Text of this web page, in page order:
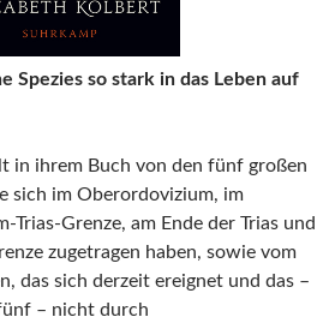
Spezies so stark in das Leben auf
in ihrem Buch von den fünf großen
sich im Oberordovizium, im
Trias-Grenze, am Ende der Trias und
zugetragen haben, sowie vom
das sich derzeit ereignet und das –
– nicht durch